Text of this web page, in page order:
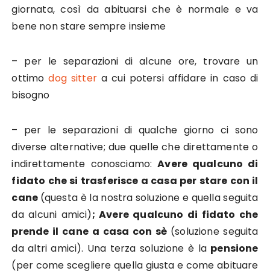
giornata, così da abituarsi che è normale e va
bene non stare sempre insieme
– per le separazioni di alcune ore, trovare un
ottimodog sittera cui potersi affidare in caso di
bisogno
– per le separazioni di qualche giorno ci sono
diverse alternative; due quelle che direttamente o
indirettamente conosciamo:Avere qualcuno di
fidato che si trasferisce a casa per stare con il
cane (questa è la nostra soluzione e quella seguita
da alcuni amici); Avere qualcuno di fidato che
prende il cane a casa con sè (soluzione seguita
da altri amici). Una terza soluzione è la pensione
(per come scegliere quella giusta e come abituare